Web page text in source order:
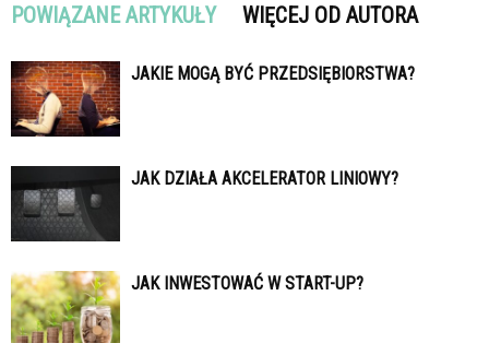
POWIĄZANE ARTYKUŁY WIĘCEJ OD AUTORA
JAKIE MOGĄ BYĆ PRZEDSIĘBIORSTWA?
JAK DZIAŁA AKCELERATOR LINIOWY?
JAK INWESTOWAĆ W START-UP?